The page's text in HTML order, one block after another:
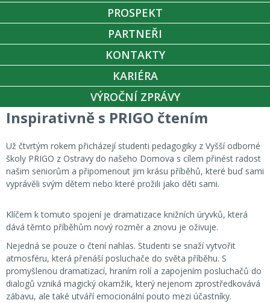
PROSPEKT
PARTNEŘI
KONTAKTY
KARIÉRA
VÝROČNÍ ZPRÁVY
Inspirativně s PRIGO čtením
Už čtvrtým rokem přicházejí studenti pedagogiky z Vyšší odborné
školy PRIGO z Ostravy do našeho Domova s cílem přinést radost
našim seniorům a připomenout jim krásu příběhů, které buď sami
vyprávěli svým dětem nebo které prožili jako děti sami.
Klíčem k tomuto spojení je dramatizace knižních úryvků, která
dává těmto příběhům nový rozměr a znovu je oživuje.
Nejedná se pouze o čtení nahlas. Studenti se snaží vytvořit
atmosféru, která přenáší posluchače do světa příběhu. S
promyšlenou dramatizací, hraním rolí a zapojením posluchačů do
dialogů vzniká magický okamžik, který nejenom zprostředkovává
zábavu, ale také utváří emocionální pouto mezi účastníky.